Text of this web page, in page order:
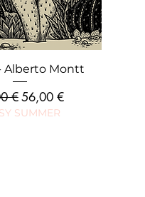
rapide
Alberto Montt
€Prix promotionnel
56,00 €
SUMMER